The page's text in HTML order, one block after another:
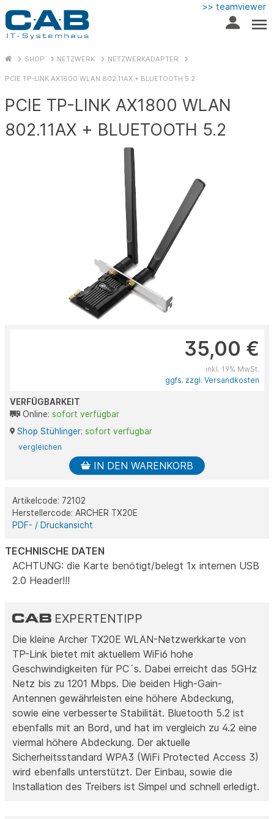
>> teamviewer
SHOP NETZWERK NETZWERKADAPTER
PCIE TP-LINK AX1800 WLAN 802.11AX + BLUETOOTH 5.2
PCIE TP-LINK AX1800 WLAN
802.11AX + BLUETOOTH 5.2
TECHNISCHE DATEN
ACHTUNG: die Karte benötigt/belegt 1x internen USB
2.0 Header!!!
35,00 €
inkl. 19% MwSt.
ggfs. zzgl. Versandkosten
VERFÜGBARKEIT
Online: sofort verfügbar
Shop Stühlinger: sofort verfügbar
vergleichen
IN DEN WARENKORB
Artikelcode: 72102
Herstellercode: ARCHER TX20E
PDF- / Druckansicht
EXPERTENTIPP
Die kleine Archer TX20E WLAN-Netzwerkkarte von
TP-Link bietet mit aktuellem WiFi6 hohe
Geschwindigkeiten für PC´s. Dabei erreicht das 5GHz
Netz bis zu 1201 Mbps. Die beiden High-Gain-
Antennen gewährleisten eine höhere Abdeckung,
sowie eine verbesserte Stabilität. Bluetooth 5.2 ist
ebenfalls mit an Bord, und hat im vergleich zu 4.2 eine
viermal höhere Abdeckung. Der aktuelle
Sicherheitsstandard WPA3 (WiFi Protected Access 3)
wird ebenfalls unterstützt. Der Einbau, sowie die
Installation des Treibers ist Simpel und schnell erledigt.